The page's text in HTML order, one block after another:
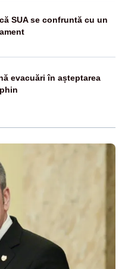
SUA se confruntă cu un
evacuări în așteptarea